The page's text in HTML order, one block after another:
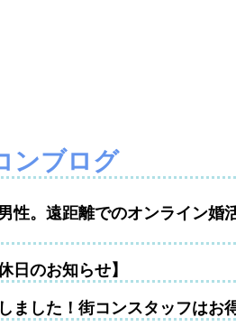
ンブログ
性。遠距離でのオンライン婚
日のお知らせ】
ました！街コンスタッフはお